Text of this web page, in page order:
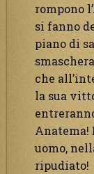
rompono
si fanno
piano di
che
la sua
Anatema!
uomo,
ripudiato!